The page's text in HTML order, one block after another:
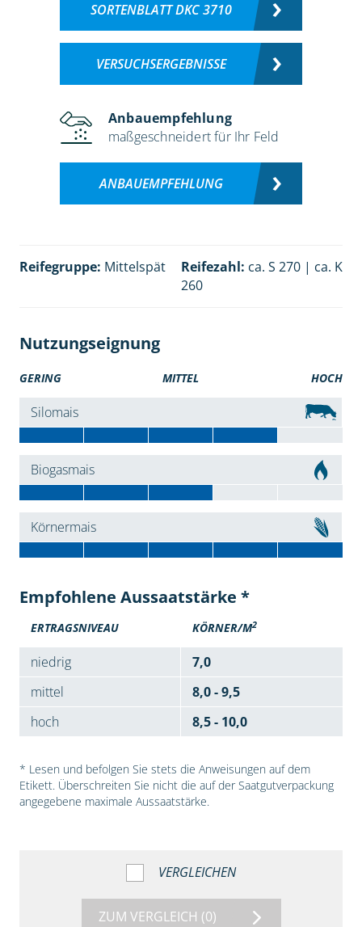
SORTENBLATT DKC 3710
VERSUCHSERGEBNISSE
Anbauempfehlung
maßgeschneidert für Ihr Feld
ANBAUEMPFEHLUNG
Reifegruppe: Mittelspät Reifezahl: ca. S 270 | ca. K
260
Nutzungseignung
GERING MITTEL HOCH
Silomais
Biogasmais
Körnermais
Empfohlene Aussaatstärke *
ERTRAGSNIVEAU KÖRNER/M2
niedrig
7,0
mittel
8,0 - 9,5
hoch
8,5 - 10,0
* Lesen und befolgen Sie stets die Anweisungen auf dem
Etikett. Überschreiten Sie nicht die auf der Saatgutverpackung
angegebene maximale Aussaatstärke.
VERGLEICHEN
ZUM VERGLEICH (0)